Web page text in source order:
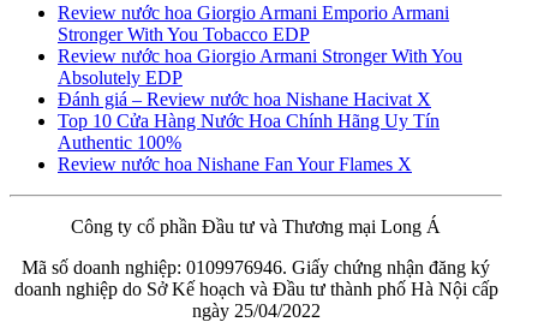
Review nước hoa Giorgio Armani Emporio Armani
Stronger With You Tobacco EDP
Review nước hoa Giorgio Armani Stronger With You
Absolutely EDP
Đánh giá – Review nước hoa Nishane Hacivat X
Top 10 Cửa Hàng Nước Hoa Chính Hãng Uy Tín
Authentic 100%
Review nước hoa Nishane Fan Your Flames X
Công ty cổ phần Đầu tư và Thương mại Long Á
Mã số doanh nghiệp: 0109976946. Giấy chứng nhận đăng ký
doanh nghiệp do Sở Kế hoạch và Đầu tư thành phố Hà Nội cấp
ngày 25/04/2022